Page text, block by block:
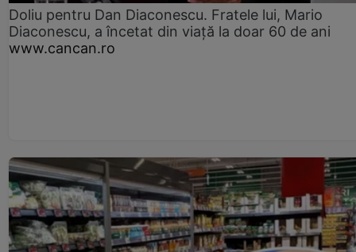
Doliu pentru Dan Diaconescu. Fratele lui, Mario
Diaconescu, a încetat din viață la doar 60 de ani
www.cancan.ro